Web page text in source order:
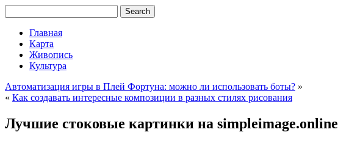
Главная
Карта
Живопись
Культура
Автоматизация игры в Плей Фортуна: можно ли использовать боты? »
« Как создавать интересные композиции в разных стилях рисования
Лучшие стоковые картинки на simpleimage.online